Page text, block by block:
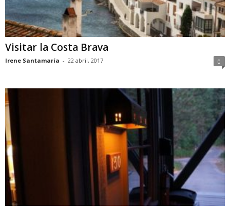
Visitar la Costa Brava
Irene Santamaría - 22 abril, 2017 0